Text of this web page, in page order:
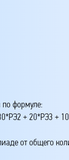
формуле:
+ 20*РЭ3 +
от общего